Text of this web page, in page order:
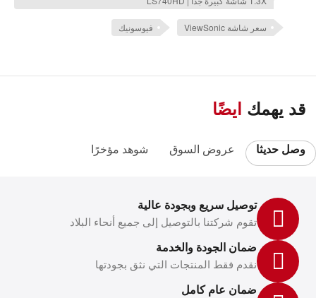
سعر شاشة ViewSonic فيوسونيك
قد يهمك ايضًا
وصل حديثا عروض السوق شوهد مؤخرًا
توصيل سريع وبجودة عالية
تقوم شركتنا بالتوصيل إلى جميع أنحاء البلاد
ضمان الجودة والخدمة
نقدم فقط المنتجات التي نثق بجودتها
ضمان عام كامل